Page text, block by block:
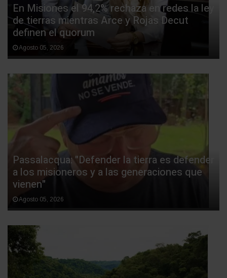
En Misiones el 94,2% rechaza en redes la ley
de tierras mientras Arce y Rojas Decut
definen el quorum
Agosto 05, 2026
Passalacqua: "Defender la tierra es defender
a los misioneros y a las generaciones que
vienen"
Agosto 05, 2026